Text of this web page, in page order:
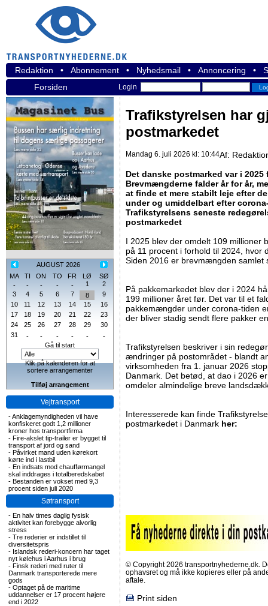
Redaktion • Abonnement • Nyhedsmail • Annoncering •
Forsiden
Login
AUGUST 2026
MA
TI ON TO FR LØ
SØ
-
- - - - 1
2
3
4 5 6 7 8
9
10
11 12 13 14 15
16
17
18 19 20 21 22
23
24
25 26 27 28 29
30
31
- - - - -
-
Gå til start
Klik på kalenderen for at
sortere arrangementer
Tilføj arrangement
Vejtransport
-Anklagemyndigheden vil have
konfiskeret godt 1,2 millioner
kroner hos transportfirma
- Fire-akslet tip-trailer er bygget til
transport af jord og sand
- Påvirket mand uden kørekort
kørte ind i lastbil
- En indsats mod chaufførmangel
skal inddrages i totalberedskabet
- Bestanden er vokset med 9,3
procent siden juli 2020
Søtransport
- En halv times daglig fysisk
aktivitet kan forebygge alvorlig
stress
- Tre rederier er indstillet til
diversitetspris
- Islandsk rederi-koncern har taget
nyt kølehus i Aarhus i brug
- Finsk rederi med ruter til
Danmark transporterede mere
gods
- Optaget på de maritime
uddannelser er 17 procent højere
end i 2022
Trafikstyrelsen har
postmarkedet
Mandag 6. juli 2026 kl: 10:44Af:
Det danske postmarked var i
Brevmængderne falder år for år,
at finde et mere stabilt leje efter
under og umiddelbart efter
Trafikstyrelsens seneste
postmarkedet
I 2025 blev der omdelt 109 millioner
på 11 procent i forhold til 2024, hvor
Siden 2016 er brevmængden samlet
På pakkemarkedet blev der i 2024
199 millioner året før. Det var til et
pakkemængder under corona-tiden
der bliver stadig sendt flere pakker
Trafikstyrelsen beskriver i sin
ændringer på postområdet - blandt
virksomheden fra 1. januar 2026
Danmark. Det betød, at dao i 2026
omdeler almindelige breve
Interesserede kan finde
postmarkedet i Danmark her:
© Copyright 2026 transportnyhederne.dk.
ophavsret og må ikke kopieres eller på
aftale.
Print siden